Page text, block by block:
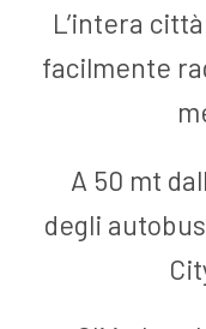
L’intera
facilmente
A 50 mt
degli